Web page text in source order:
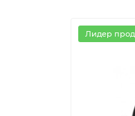
Лидер